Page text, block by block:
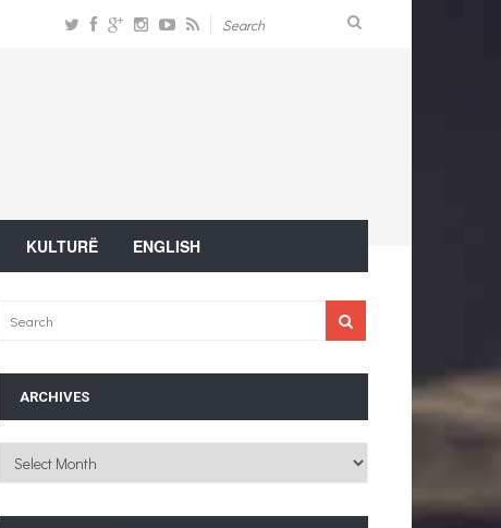
KULTURË ENGLISH
ARCHIVES
Archives